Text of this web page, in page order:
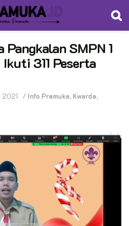
SMPN 1
311 Peserta
2021 / Info Pramuka, Kwarda,